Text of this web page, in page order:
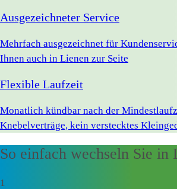
Ausgezeichneter Service
Mehrfach ausgezeichnet für
Ihnen auch in Lienen zur Seite
Flexible Laufzeit
Monatlich kündbar nach der
Knebelverträge, kein verstecktes
So einfach wechseln Sie in
1